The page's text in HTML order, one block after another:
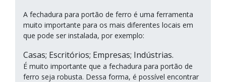
A fechadura para portão de ferro é uma ferramenta
muito importante para os mais diferentes locais em
que pode ser instalada, por exemplo:
Casas; Escritórios; Empresas; Indústrias.
É muito importante que a fechadura para portão de
ferro seja robusta. Dessa forma, é possível encontrar